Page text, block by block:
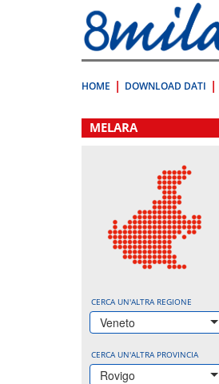
direttamente
a:
Contenuto
HOME DOWNLOAD DATI
.
MELARA
CERCA UN'ALTRA REGIONE
Veneto
CERCA UN'ALTRA PROVINCIA
Rovigo